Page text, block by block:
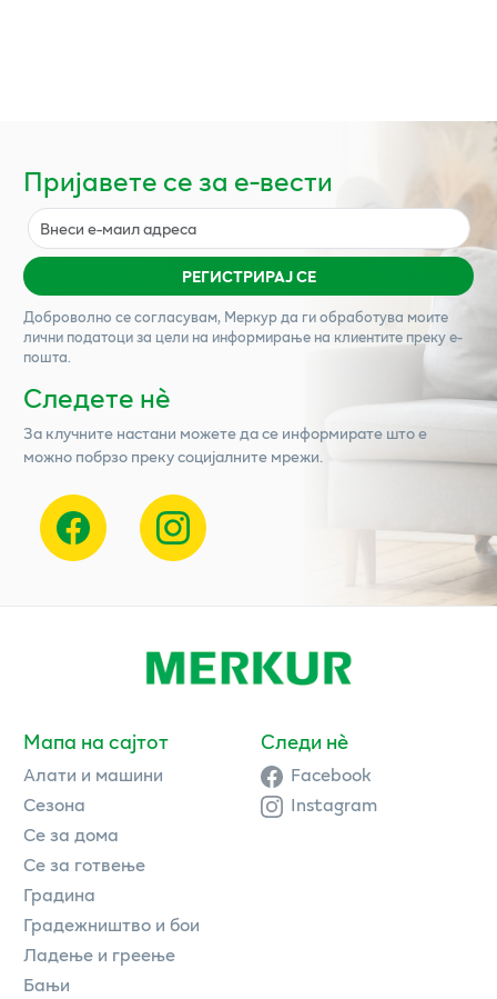
Пријавете се за е-вести
РЕГИСТРИРАЈ СЕ
Доброволно се согласувам, Меркурда ги обработува моите
лични податоци за цели на информирање на клиентите преку е-
пошта.
Следете нѐ
За клучните настани можете да се информирате што е
можно побрзо преку социјалните мрежи.
Мапа на сајтот
Алати и машини
Сезона
Се за дома
Се за готвење
Градина
Градежништво и бои
Ладење и греење
Бањи
Следи нè
Facebook
Instagram